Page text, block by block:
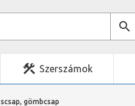
Szerszámok
gömbcsap